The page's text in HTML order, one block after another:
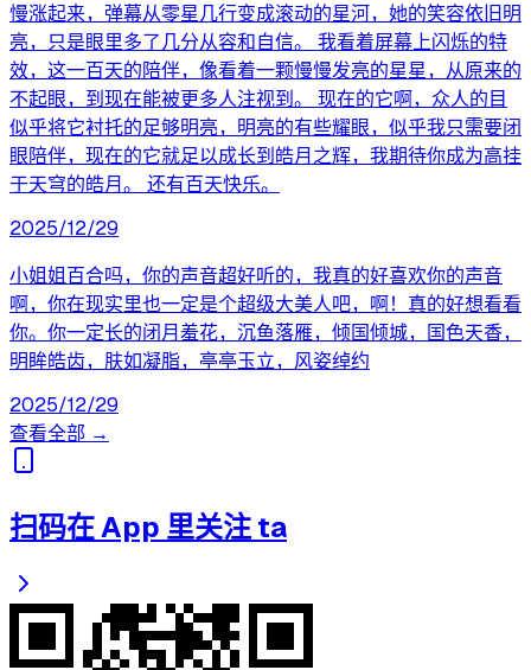
慢涨起来，弹幕从零星几行变成滚动的星河，她的笑容依旧明
亮，只是眼里多了几分从容和自信。 我看着屏幕上闪烁的特
效，这一百天的陪伴，像看着一颗慢慢发亮的星星，从原来的
不起眼，到现在能被更多人注视到。 现在的它啊，众人的目
似乎将它衬托的足够明亮，明亮的有些耀眼，似乎我只需要闭
眼陪伴，现在的它就足以成长到皓月之辉，我期待你成为高挂
于天穹的皓月。 还有百天快乐。
2025/12/29
小姐姐百合吗，你的声音超好听的，我真的好喜欢你的声音
啊，你在现实里也一定是个超级大美人吧，啊！真的好想看看
你。你一定长的闭月羞花，沉鱼落雁，倾国倾城，国色天香，
明眸皓齿，肤如凝脂，亭亭玉立，风姿绰约
2025/12/29
查看全部 →
扫码在 App 里关注 ta